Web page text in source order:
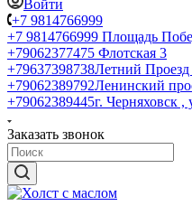
Войти
+7 9814766999
+7 9814766999 Площадь
+79062377475 Флотская 3
+79637398738Летний Проезд
+79062389792Ленинский
+79062389445г. Черняховск ,
Заказать звонок